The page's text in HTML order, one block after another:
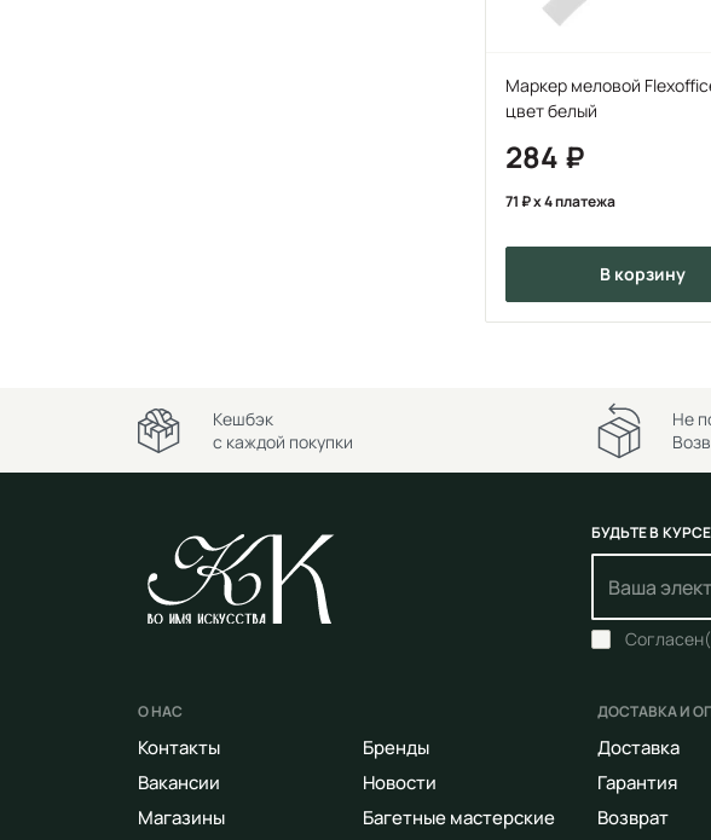
Маркер меловой
цвет белый
284
71 x 4 платежа
в корзину
Кешбэк
с каждой покупки
Не
БУДЬТЕ В
О НАС
Контакты
Вакансии
Магазины
Бренды
Новости
Багетные мастерские
ДОСТАВКА И
Доставка
Гарантия
Возврат